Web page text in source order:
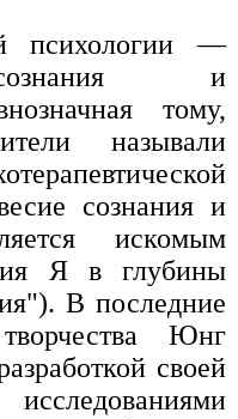
психологии —
и
тому,
называли
сознания и
искомым
Я в глубины
В последние
Юнг
своей